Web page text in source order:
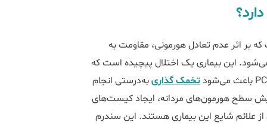
بر اثر عدم تعادل هورمونی، مقاومت به
این بیماری یک اختلال پیچیده است که
تخمک گذاریبه‌درستی انجام
سطح هورمون‌های مردانه، ایجاد کیست‌های
علائم شایع این بیماری هستند. این سندرم